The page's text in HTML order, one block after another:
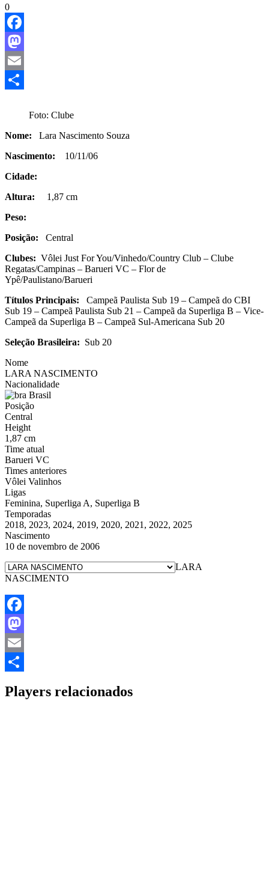
0
Facebook
Mastodon
Email
Foto: Clube
Nome: Lara Nascimento Souza
Nascimento: 10/11/06
Cidade:
Altura: 1,87 cm
Peso:
Posição: Central
Clubes: Vôlei Just For You/Vinhedo/Country Club – Clube
Regatas/Campinas – Barueri VC – Flor de
Ypê/Paulistano/Barueri
Títulos Principais: Campeã Paulista Sub 19 – Campeã do CBI
Sub 19 – Campeã Paulista Sub 21 – Campeã da Superliga B – Vice-
Campeã da Superliga B – Campeã Sul-Americana Sub 20
Seleção Brasileira: Sub 20
Nome
LARA NASCIMENTO
Nacionalidade
Brasil
Posição
Central
Height
1,87 cm
Time atual
Barueri VC
Times anteriores
Vôlei Valinhos
Ligas
Feminina, Superliga A, Superliga B
Temporadas
2018, 2023, 2024, 2019, 2020, 2021, 2022, 2025
Nascimento
10 de novembro de 2006
LARA
NASCIMENTO
Facebook
Mastodon
Email
Players relacionados